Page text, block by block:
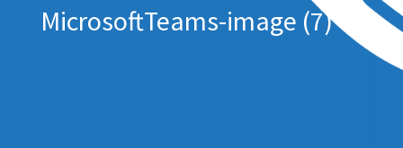
MicrosoftTeams-image (7)